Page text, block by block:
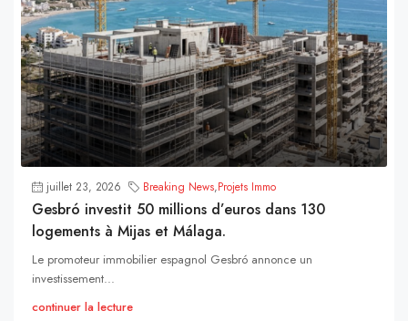
juillet 23, 2026 Breaking News,Projets Immo
Gesbró investit 50 millions d’euros dans 130
logements à Mijas et Málaga.
Le promoteur immobilier espagnol Gesbró annonce un
investissement...
continuer la lecture